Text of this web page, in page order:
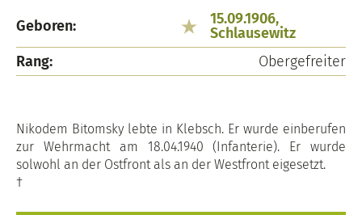
Geboren:
15.09.1906,
Schlausewitz
Rang:
Obergefreiter
Nikodem Bitomsky lebte in Klebsch. Er wurde einberufen
zur Wehrmacht am 18.04.1940 (Infanterie). Er wurde
solwohl an der Ostfront als an der Westfront eigesetzt.
†